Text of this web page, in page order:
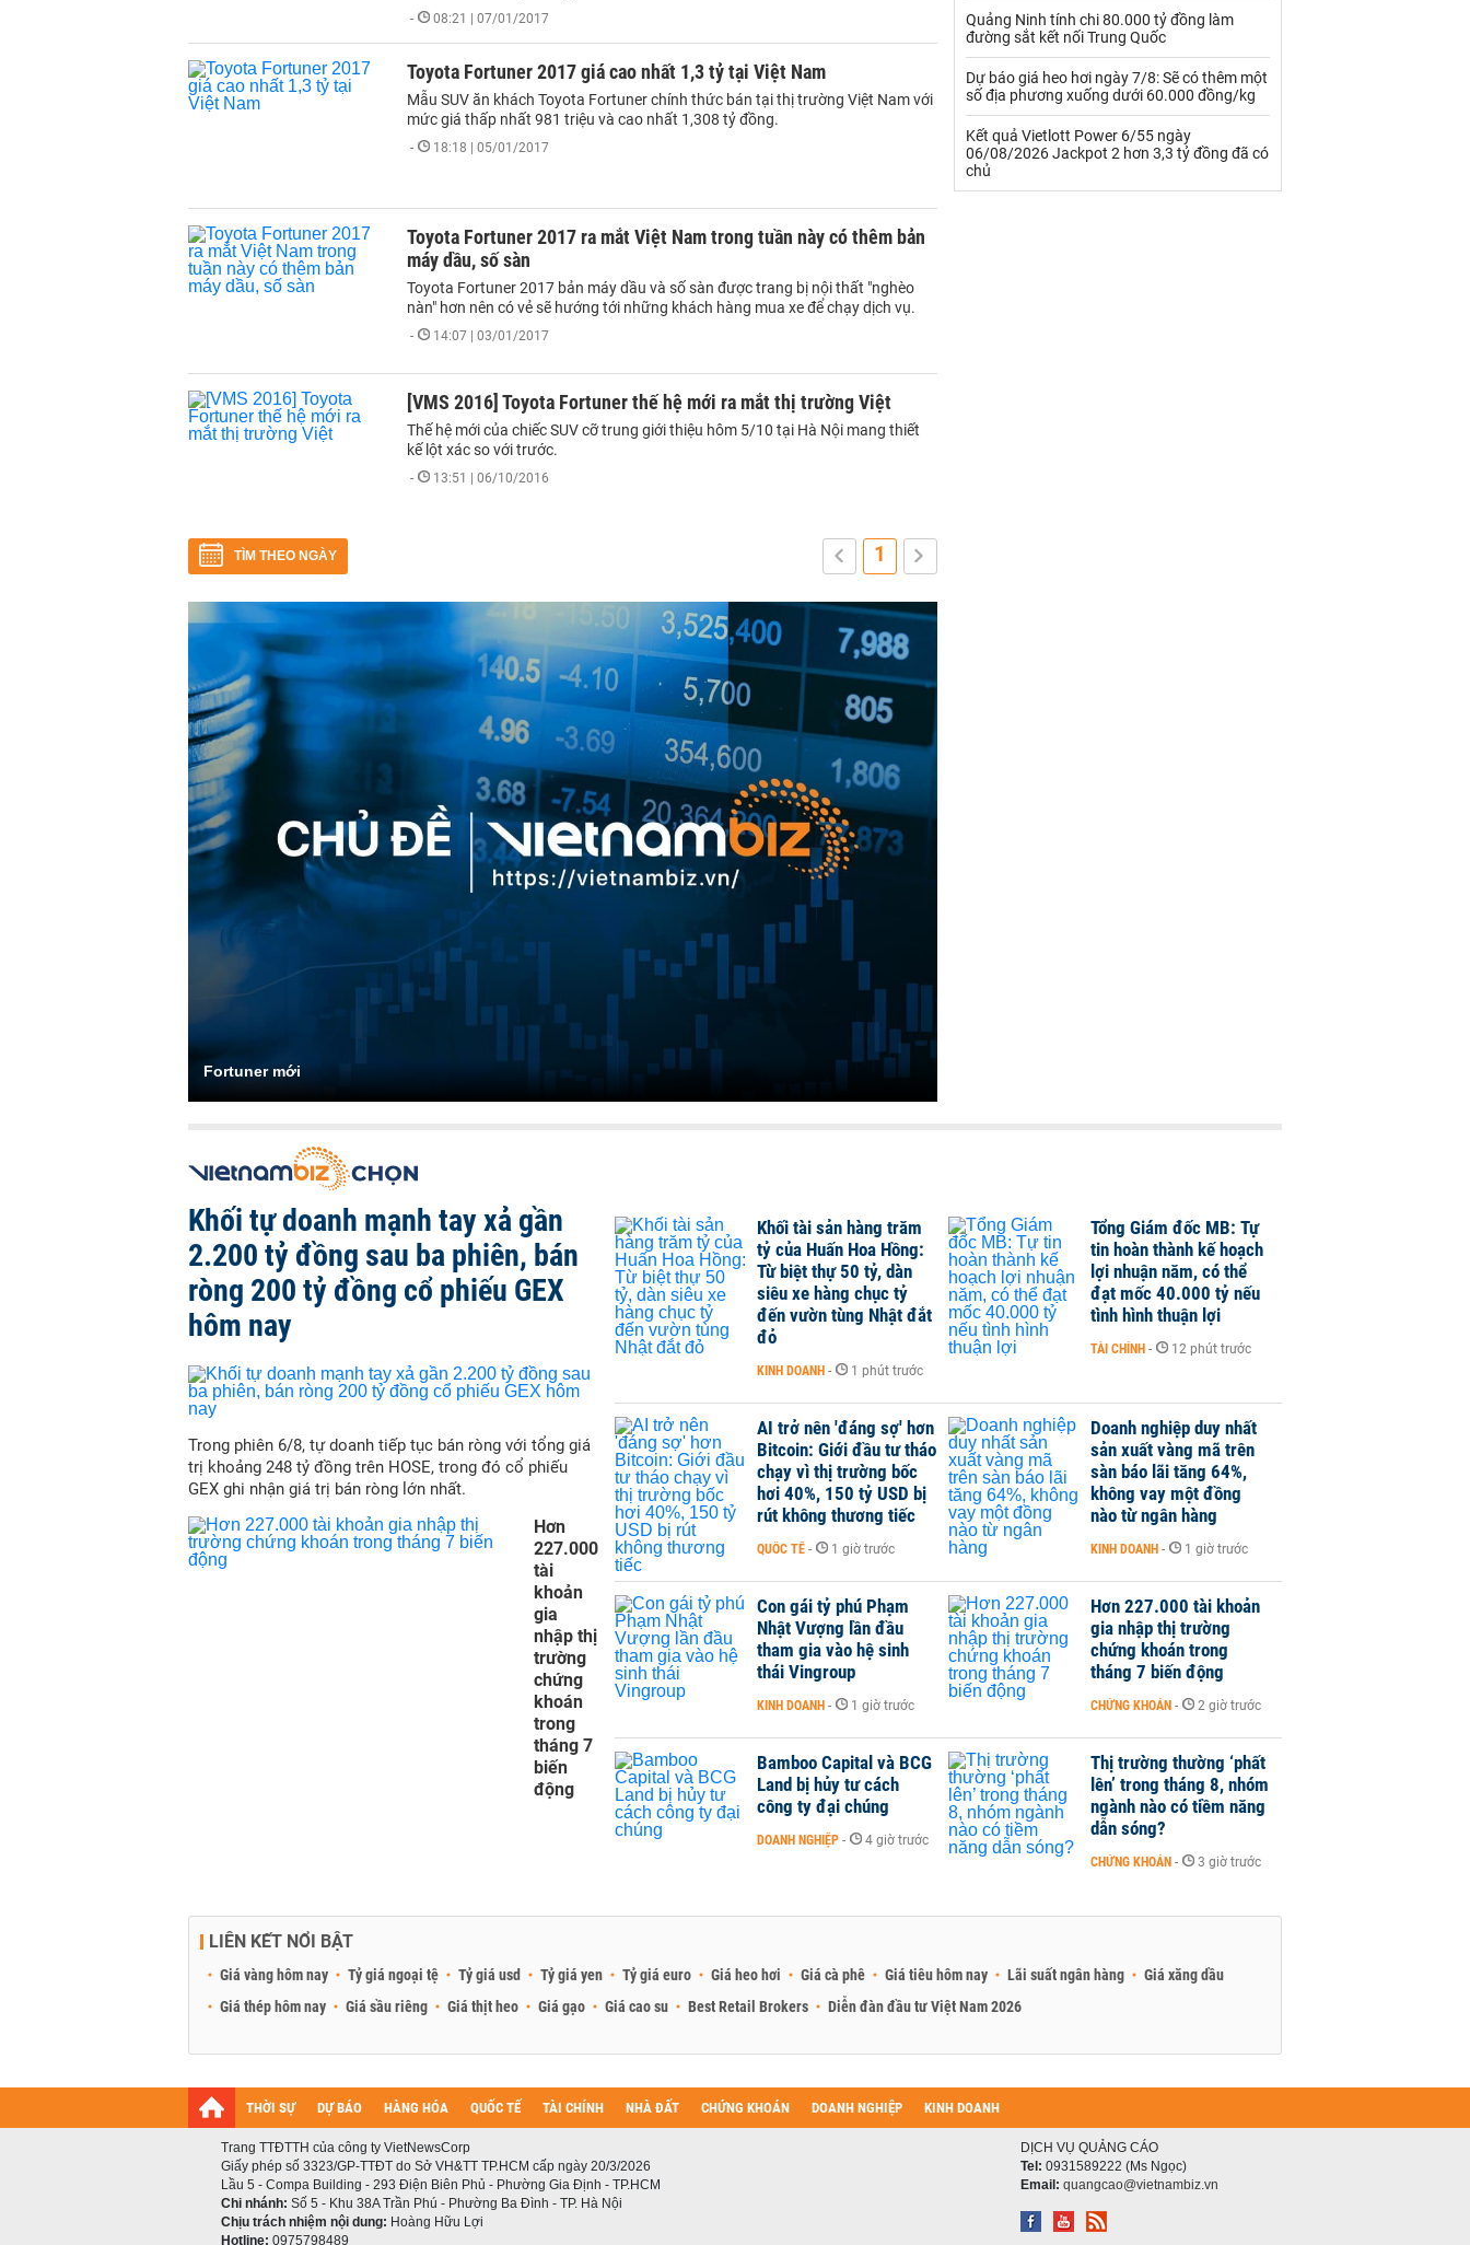
- 08:21 | 07/01/2017
Toyota Fortuner 2017 giá cao nhất 1,3 tỷ tại Việt Nam
Mẫu SUV ăn khách Toyota Fortuner chính thức bán tại thị trường Việt Nam với
mức giá thấp nhất 981 triệu và cao nhất 1,308 tỷ đồng.
- 18:18 | 05/01/2017
Toyota Fortuner 2017 ra mắt Việt Nam trong tuần này có thêm bản
máy dầu, số sàn
Toyota Fortuner 2017 bản máy dầu và số sàn được trang bị nội thất "nghèo
nàn" hơn nên có vẻ sẽ hướng tới những khách hàng mua xe để chạy dịch vụ.
- 14:07 | 03/01/2017
[VMS 2016] Toyota Fortuner thế hệ mới ra mắt thị trường Việt
Thế hệ mới của chiếc SUV cỡ trung giới thiệu hôm 5/10 tại Hà Nội mang thiết
kế lột xác so với trước.
- 13:51 | 06/10/2016
TÌM THEO NGÀY 1
Fortuner mới
Vàng
VLXD khác Xăng dầu
Xi măng - Clynker
Quảng Ninh tính chi 80.000 tỷ đồng làm
đường sắt kết nối Trung Quốc
Dự báo giá heo hơi ngày 7/8: Sẽ có thêm một
số địa phương xuống dưới 60.000 đồng/kg
Kết quả Vietlott Power 6/55 ngày
06/08/2026 Jackpot 2 hơn 3,3 tỷ đồng đã có
chủ
Khối tự doanh mạnh tay xả gần
2.200 tỷ đồng sau ba phiên, bán
ròng 200 tỷ đồng cổ phiếu GEX
hôm nay
Trong phiên 6/8, tự doanh tiếp tục bán ròng với tổng giá
trị khoảng 248 tỷ đồng trên HOSE, trong đó cổ phiếu
GEX ghi nhận giá trị bán ròng lớn nhất.
Hơn
227.000
tài
khoản
gia
nhập thị
trường
chứng
khoán
trong
tháng 7
biến
động
Khối tài sản hàng trăm
tỷ của Huấn Hoa Hồng:
Từ biệt thự 50 tỷ, dàn
siêu xe hàng chục tỷ
đến vườn tùng Nhật đắt
đỏ
KINH DOANH - 1 phút trước
Tổng Giám đốc MB: Tự
tin hoàn thành kế hoạch
lợi nhuận năm, có thể
đạt mốc 40.000 tỷ nếu
tình hình thuận lợi
TÀI CHÍNH - 12 phút trước
AI trở nên 'đáng sợ' hơn
Bitcoin: Giới đầu tư tháo
chạy vì thị trường bốc
hơi 40%, 150 tỷ USD bị
rút không thương tiếc
QUỐC TẾ - 1 giờ trước
Doanh nghiệp duy nhất
sản xuất vàng mã trên
sàn báo lãi tăng 64%,
không vay một đồng
nào từ ngân hàng
KINH DOANH - 1 giờ trước
Con gái tỷ phú Phạm
Nhật Vượng lần đầu
tham gia vào hệ sinh
thái Vingroup
KINH DOANH - 1 giờ trước
Hơn 227.000 tài khoản
gia nhập thị trường
chứng khoán trong
tháng 7 biến động
CHỨNG KHOÁN - 2 giờ trước
Bamboo Capital và BCG
Land bị hủy tư cách
công ty đại chúng
DOANH NGHIỆP - 4 giờ trước
Thị trường thường ‘phất
lên’ trong tháng 8, nhóm
ngành nào có tiềm năng
dẫn sóng?
CHỨNG KHOÁN - 3 giờ trước
LIÊN KẾT NỔI BẬT
Giá vàng hôm nay Tỷ giá ngoại tệ Tỷ giá usd Tỷ giá yen Tỷ giá euro Giá heo hơi Giá cà phê Giá tiêu hôm nay Lãi suất ngân hàng
Giá xăng dầu
Giá thép hôm nay
Giá sầu riêng Giá thịt heo Giá gạo Giá cao su Best Retail Brokers Diễn đàn đầu tư Việt Nam 2026
THỜI SỰ DỰ BÁO HÀNG HÓA QUỐC TẾ TÀI CHÍNH NHÀ ĐẤT CHỨNG KHOÁN DOANH NGHIỆP KINH DOANH
Trang TTĐTTH của công ty VietNewsCorp
Giấy phép số 3323/GP-TTĐT do Sở VH&TT TP.HCM cấp ngày 20/3/2026
Lầu 5 - Compa Building - 293 Điện Biên Phủ - Phường Gia Định - TP.HCM
Chi nhánh: Số 5 - Khu 38A Trần Phú - Phường Ba Đình - TP. Hà Nội
Chịu trách nhiệm nội dung: Hoàng Hữu Lợi
Hotline: 0975798489
DỊCH VỤ QUẢNG CÁO
Tel: 0931589222 (Ms Ngọc)
Email: quangcao@vietnambiz.vn